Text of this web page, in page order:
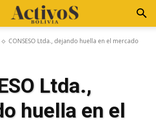
CONSESO Ltda., dejando huella en el mercado
Ltda.,
huella en el